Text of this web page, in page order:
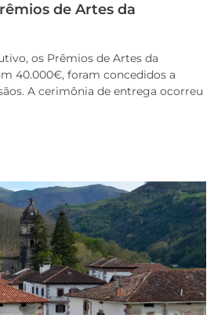
de Artes da
os Prêmios de Artes da
40.000€, foram concedidos a
A cerimônia de entrega ocorreu